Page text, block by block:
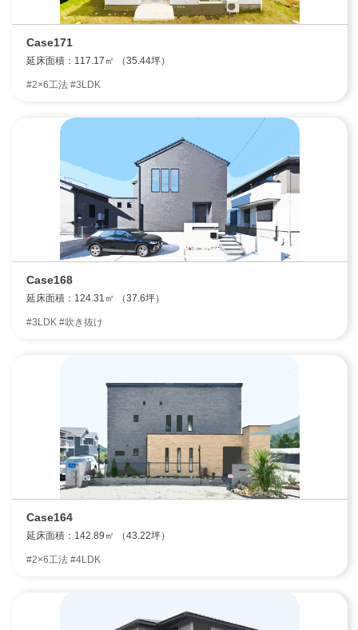
Case171
延床面積：117.17㎡ （35.44坪）
#2×6工法 #3LDK
Case168
延床面積：124.31㎡ （37.6坪）
#3LDK #吹き抜け
Case164
延床面積：142.89㎡ （43.22坪）
#2×6工法 #4LDK